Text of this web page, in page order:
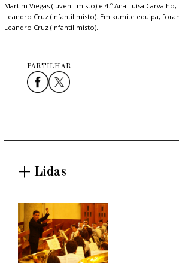
Martim Viegas (juvenil misto) e 4.º Ana Luísa
Leandro Cruz (infantil misto). Em kumite equipa,
Leandro Cruz (infantil misto).
PARTILHAR
+ Lidas